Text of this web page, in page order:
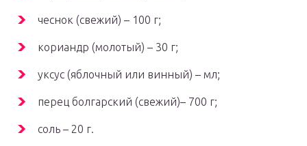
чеснок (свежий) – 100 г;
кориандр (молотый) – 30 г;
уксус (яблочный или винный) – мл;
перец болгарский (свежий)– 700 г;
соль – 20 г.